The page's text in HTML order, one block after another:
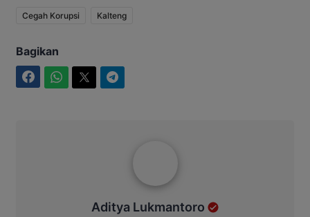
Cegah Korupsi Kalteng
Bagikan
Aditya Lukmantoro